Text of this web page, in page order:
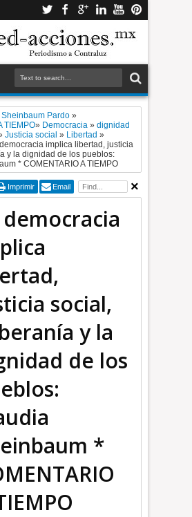
Pardo »
TIEMPO​» Democracia »dignidad
Justicia social » Libertad »
implica libertad, justicia
y la dignidad de los pueblos:
* COMENTARIO A TIEMPO
Imprimir Email
democracia
social,
y la
de los
*